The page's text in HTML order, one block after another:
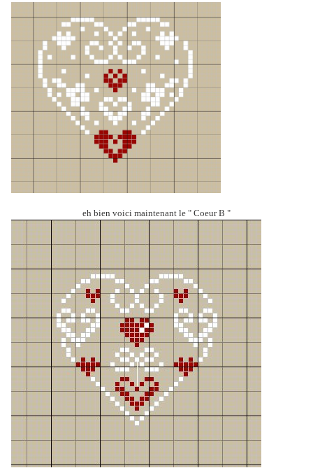
eh bien voici maintenant le " Coeur B "